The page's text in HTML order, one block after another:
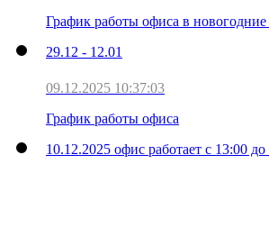
График работы офиса в
29.12 - 12.01
09.12.2025 10:37:03
График работы офиса
10.12.2025 офис работает с 13:00